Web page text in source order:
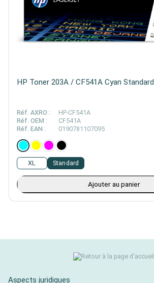
HP Toner 203A / CF541A Cyan Standard
Réf. AXRO :
HP-CF541A
Réf. OEM :
CF541A
Réf. EAN :
0190781107095
Standard
XL
Ajouter au panier
Aspects juridiques